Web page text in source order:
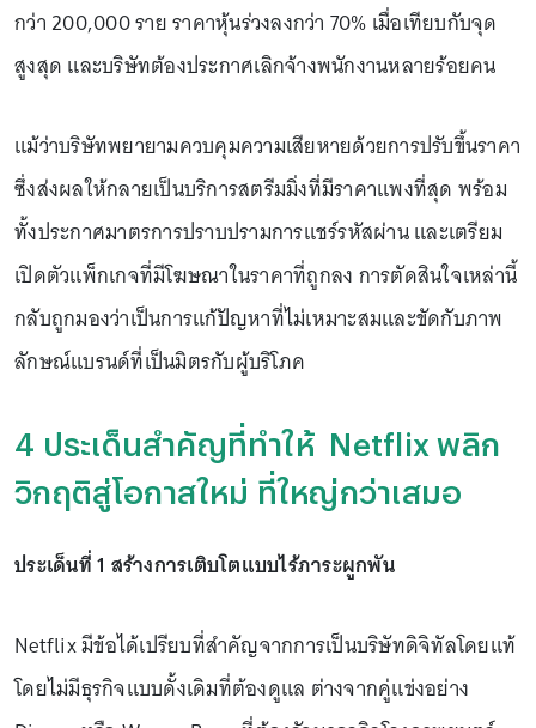
กว่า 200,000 ราย ราคาหุ้นร่วงลงกว่า 70% เมื่อเทียบกับจุด
สูงสุด และบริษัทต้องประกาศเลิกจ้างพนักงานหลายร้อยคน
แม้ว่าบริษัทพยายามควบคุมความเสียหายด้วยการปรับขึ้นราคา
ซึ่งส่งผลให้กลายเป็นบริการสตรีมมิ่งที่มีราคาแพงที่สุด พร้อม
ทั้งประกาศมาตรการปราบปรามการแชร์รหัสผ่าน และเตรียม
เปิดตัวแพ็กเกจที่มีโฆษณาในราคาที่ถูกลง การตัดสินใจเหล่านี้
กลับถูกมองว่าเป็นการแก้ปัญหาที่ไม่เหมาะสมและขัดกับภาพ
ลักษณ์แบรนด์ที่เป็นมิตรกับผู้บริโภค
4 ประเด็นสำคัญที่ทำให้ Netflix พลิก
วิกฤติสู่โอกาสใหม่ ที่ใหญ่กว่าเสมอ
ประเด็นที่ 1 สร้างการเติบโตแบบไร้ภาระผูกพัน
Netflix มีข้อได้เปรียบที่สำคัญจากการเป็นบริษัทดิจิทัลโดยแท้
โดยไม่มีธุรกิจแบบดั้งเดิมที่ต้องดูแล ต่างจากคู่แข่งอย่าง